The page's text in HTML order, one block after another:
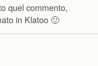
quel commento,
in Klatoo 🙂